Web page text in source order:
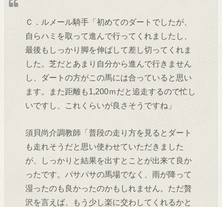
Ｃ．ルメール騎手「初めてのダートでしたが、
自らハミを取って進んで行ってくれましたし、
最後もしっかり脚を伸ばして差し切ってくれま
した。芝だとあまり自分から進んで行きません
し、ダートの方がこの馬には合っていると思い
ます。また距離も1,200ｍだと追走するので忙し
いですし、これくらいが良さそうですね」
須貝尚介調教師「普段の走り方を見るとダート
も走れそうだと思い使わせていただきました
が、しっかりと結果を出すとことが出来て良か
ったです。パサパサの馬場でなく、雨が降って
湿ったのも良かったのかもしれません。ただ贅
沢を言えば、もう少し楽に交わしてくれるかと